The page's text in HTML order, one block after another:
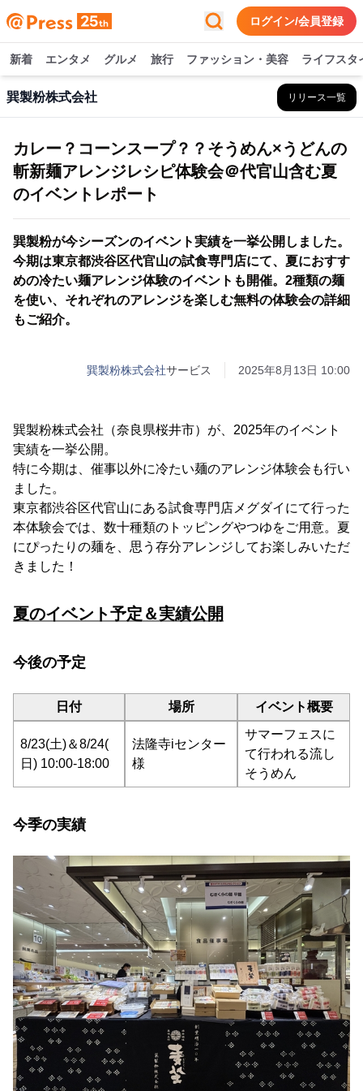
ログイン/会員登録
新着 エンタメ グルメ 旅行 ファッション・美容 ライフスタ
巽製粉株式会社 リリース一覧
カレー？コーンスープ？？そうめん×うどんの
斬新麺アレンジレシピ体験会＠代官山含む夏
のイベントレポート
巽製粉が今シーズンのイベント実績を一挙公開しました。
今期は東京都渋谷区代官山の試食専門店にて、夏におすす
めの冷たい麺アレンジ体験のイベントも開催。2種類の麺
を使い、それぞれのアレンジを楽しむ無料の体験会の詳細
もご紹介。
巽製粉株式会社サービス 2025年8月13日 10:00
巽製粉株式会社（奈良県桜井市）が、2025年のイベント
実績を一挙公開。
特に今期は、催事以外に冷たい麺のアレンジ体験会も行い
ました。
東京都渋谷区代官山にある試食専門店メグダイにて行った
本体験会では、数十種類のトッピングやつゆをご用意。夏
にぴったりの麺を、思う存分アレンジしてお楽しみいただ
きました！
夏のイベント予定＆実績公開
今後の予定
日付 場所 イベント概要
8/23(土)＆8/24(
日) 10:00-18:00
法隆寺iセンター
様
サマーフェスに
て行われる流し
そうめん
今季の実績